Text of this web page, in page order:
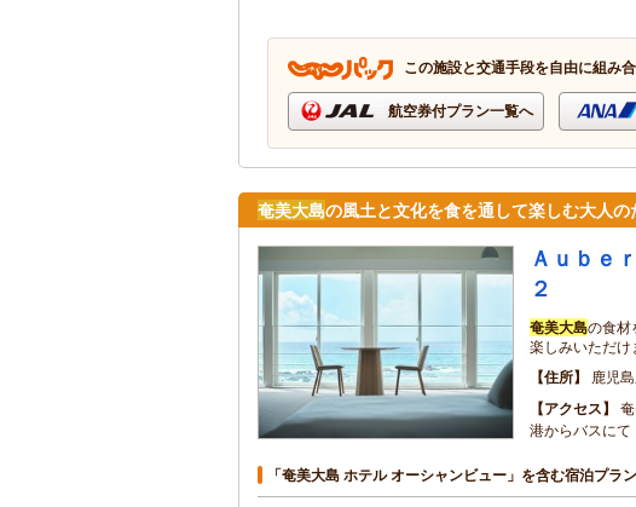
この施設と交通手段を自由に組み
航空券付プラン一覧へ
奄美大島の風土と文化を食を通して楽しむ大人の
Ａｕｂｅ
２
奄美大島の食材
楽しみいただけ
住所
鹿児
アクセス
港からバスに
「奄美大島 ホテル オーシャンビュー」を含む宿泊プラン